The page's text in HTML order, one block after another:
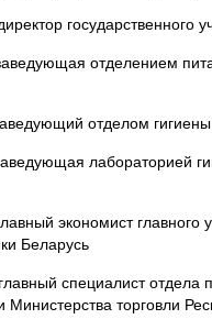
питания
гигиены питания
гигиены
главного
Беларусь
отдела продуктов
торговли